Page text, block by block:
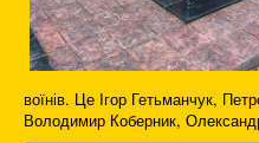
воїнів. Це Ігор Гетьманчук,
Володимир Коберник,